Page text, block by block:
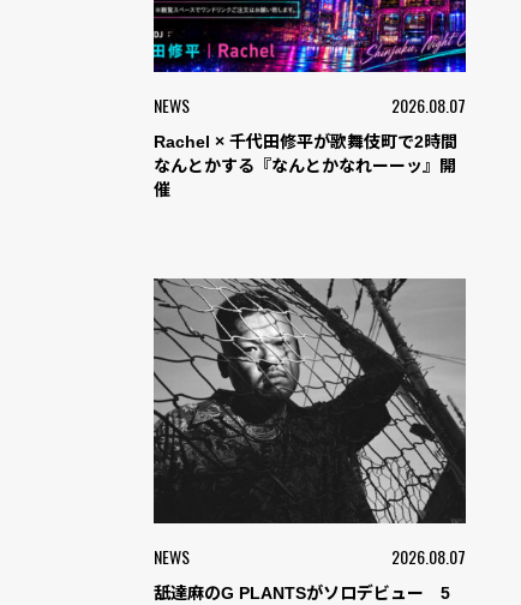
NEWS 2026.08.07
Rachel × 千代田修平が歌舞伎町で2時間
なんとかする『なんとかなれーーッ』開
催
NEWS 2026.08.07
舐達麻のG PLANTSがソロデビュー 5